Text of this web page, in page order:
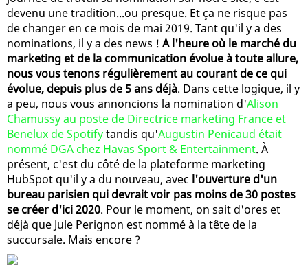
devenu une tradition...ou presque. Et ça ne risque pas
de changer en ce mois de mai 2019. Tant qu'il y a des
nominations, il y a des news ! A l'heure où le marché du
marketing et de la communication évolue à toute allure,
nous vous tenons régulièrement au courant de ce qui
évolue, depuis plus de 5 ans déjà. Dans cette logique, il y
a peu, nous vous annoncions la nomination d'Alison
Chamussy au poste de Directrice marketing France et
Benelux de Spotifytandis qu'Augustin Penicaud était
nommé DGA chez Havas Sport & Entertainment. À
présent, c'est du côté de la plateforme marketing
HubSpot qu'il y a du nouveau, avec l'ouverture d'un
bureau parisien qui devrait voir pas moins de 30 postes
se créer d'ici 2020. Pour le moment, on sait d'ores et
déjà que Jule Perignon est nommé à la tête de la
succursale. Mais encore ?